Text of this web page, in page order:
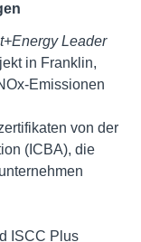
Leader
in Franklin,
Emissionen
von der
(ICBA), die
ISCC Plus